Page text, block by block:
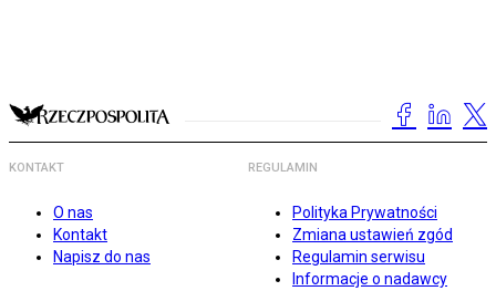
KONTAKT
O nas
Kontakt
Napisz do nas
REGULAMIN
Polityka Prywatności
Zmiana ustawień zgód
Regulamin serwisu
Informacje o nadawcy